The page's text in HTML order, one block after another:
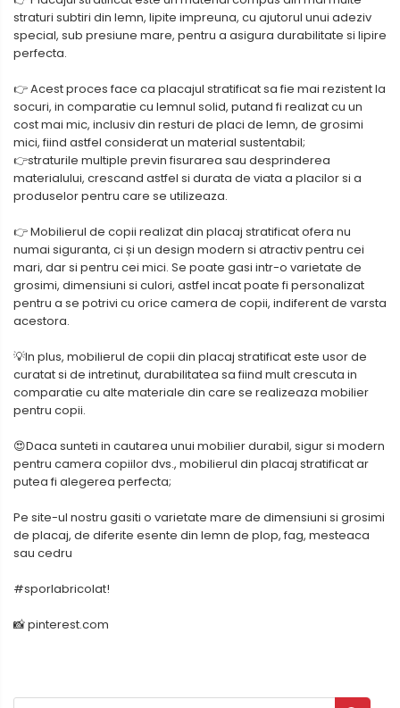
straturi subtiri din lemn, lipite impreuna, cu ajutorul unui adeziv
special, sub presiune mare, pentru a asigura durabilitate si lipire
perfecta.
👉 Acest proces face ca placajul stratificat sa fie mai rezistent la
socuri, in comparatie cu lemnul solid, putand fi realizat cu un
cost mai mic, inclusiv din resturi de placi de lemn, de grosimi
mici, fiind astfel considerat un material sustentabil;
👉straturile multiple previn fisurarea sau desprinderea
materialului, crescand astfel si durata de viata a placilor si a
produselor pentru care se utilizeaza.
👉 Mobilierul de copii realizat din placaj stratificat ofera nu
numai siguranta, ci și un design modern si atractiv pentru cei
mari, dar si pentru cei mici. Se poate gasi intr-o varietate de
grosimi, dimensiuni si culori, astfel incat poate fi personalizat
pentru a se potrivi cu orice camera de copii, indiferent de varsta
acestora.
💡In plus, mobilierul de copii din placaj stratificat este usor de
curatat si de intretinut, durabilitatea sa fiind mult crescuta in
comparatie cu alte materiale din care se realizeaza mobilier
pentru copii.
😍Daca sunteti in cautarea unui mobilier durabil, sigur si modern
pentru camera copiilor dvs., mobilierul din placaj stratificat ar
putea fi alegerea perfecta;
Pe site-ul nostru gasiti o varietate mare de dimensiuni si grosimi
de placaj, de diferite esente din lemn de plop, fag, mesteaca
sau cedru
#sporlabricolat!
📸 pinterest.com